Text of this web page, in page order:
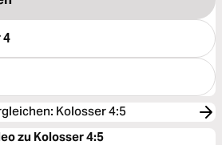
4
: Kolosser 4:5
zu Kolosser 4:5